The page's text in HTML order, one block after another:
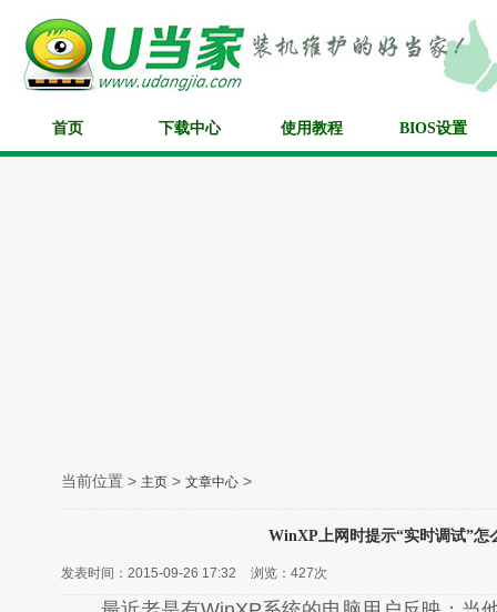
首页 下载中心 使用教程 BIOS设置
当前位置 > 主页 > 文章中心 >
WinXP上网时提示“实时调试”怎
发表时间：2015-09-26 17:32 浏览： 427次